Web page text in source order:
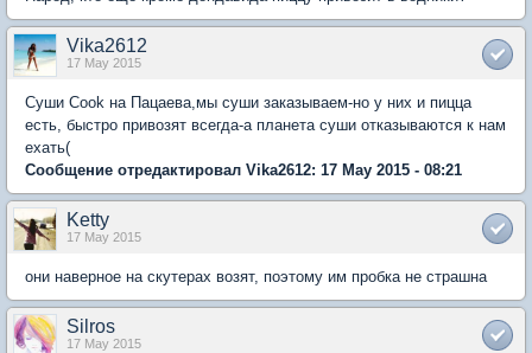
Vika2612
17 May 2015
Суши Cook на Пацаева,мы суши заказываем-но у них и пицца
есть, быстро привозят всегда-а планета суши отказываются к нам
ехать(
Сообщение отредактировал Vika2612: 17 May 2015 - 08:21
Ketty
17 May 2015
они наверное на скутерах возят, поэтому им пробка не страшна
Silros
17 May 2015